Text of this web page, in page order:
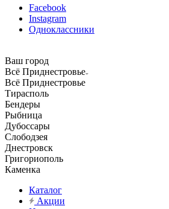
Facebook
Instagram
Одноклассники
Ваш город
Всё Приднестровье
Всё Приднестровье
Тирасполь
Бендеры
Рыбница
Дубоссары
Слободзея
Днестровск
Григориополь
Каменка
Каталог
Акции